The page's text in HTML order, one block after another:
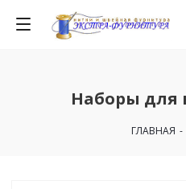
Наборы
ГЛАВНАЯ -